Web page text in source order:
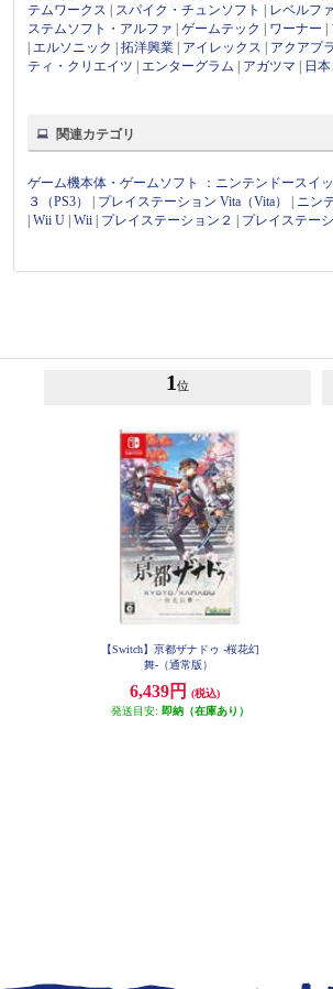
テムワークス
スパイク・チュンソフト レベルフ
ステムソフト・アルファ |ゲームテック ワーナー
エルソニック |拓洋興業 アイレックス アクアプ
ティ・クリエイツ
エンターグラム アガツマ 日
関連カテゴリ
ゲーム機本体・ゲームソフト ： ニンテンドースイ
３（PS3）
プレイステーション Vita（Vita） ニン
|Wii U |Wii プレイステーション２ プレイステー
1 位
【Switch】亰都ザナドゥ -桜花幻
舞-（通常版）
6,439円
(税込)
発送目安: 即納（在庫あり）